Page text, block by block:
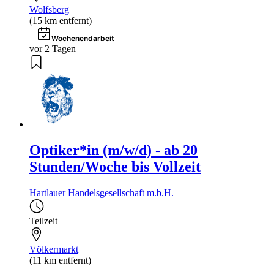
Wolfsberg
(15 km entfernt)
Wochenendarbeit
vor 2 Tagen
Optiker*in (m/w/d) - ab 20
Stunden/Woche bis Vollzeit
Hartlauer Handelsgesellschaft m.b.H.
Teilzeit
Völkermarkt
(11 km entfernt)